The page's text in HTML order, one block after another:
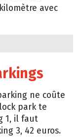
avec
ne coûte
park te
1, il faut
3, 42 euros.